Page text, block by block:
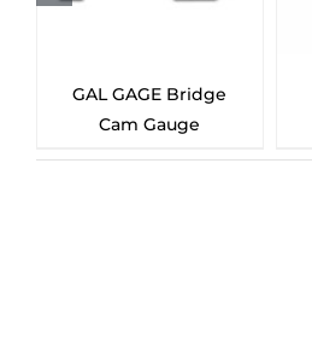
GAL GAGE Bridge
Cam Gauge